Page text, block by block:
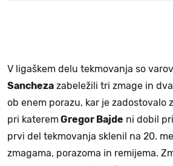
V ligaškem delu tekmovanja so
Sancheza zabeležili tri zmage in
ob enem porazu, kar je zadostovalo
pri kateremGregor Bajde ni dobil
prvi del tekmovanja sklenil na 20.
zmagama, porazoma in remijema.